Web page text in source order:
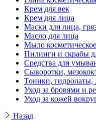
Крем для век
Крем для лица
Маски для лица,
Масло для лица
Мыло
Пилинги и скрабы
Средства для
Сыворотки,
Тоники, гидролаты,
Уход за бровями и
Уход за кожей
Назад